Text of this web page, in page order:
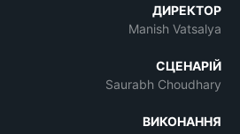
ДИРЕКТОР
Manish Vatsalya
СЦЕНАРІЙ
Saurabh Choudhary
ВИКОНАННЯ